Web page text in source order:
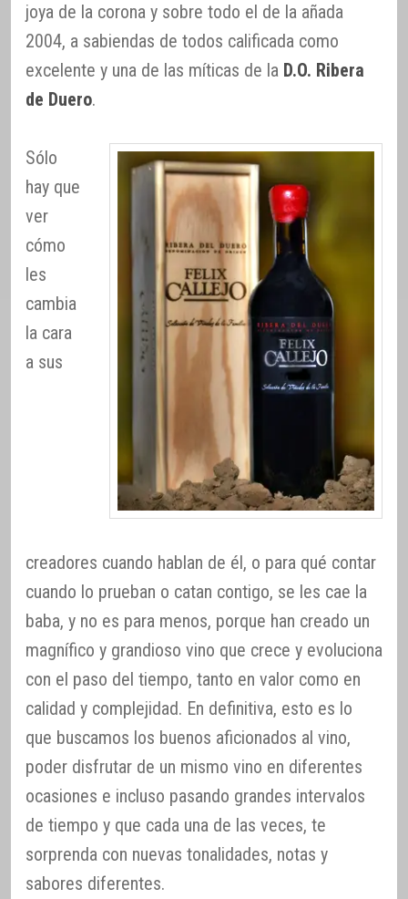
joya de la corona y sobre todo el de la añada
2004, a sabiendas de todos calificada como
excelente y una de las míticas de la D.O. Ribera
de Duero.
Sólo
hay que
ver
cómo
les
cambia
la cara
a sus
creadores cuando hablan de él, o para qué contar
cuando lo prueban o catan contigo, se les cae la
baba, y no es para menos, porque han creado un
magnífico y grandioso vino que crece y evoluciona
con el paso del tiempo, tanto en valor como en
calidad y complejidad. En definitiva, esto es lo
que buscamos los buenos aficionados al vino,
poder disfrutar de un mismo vino en diferentes
ocasiones e incluso pasando grandes intervalos
de tiempo y que cada una de las veces, te
sorprenda con nuevas tonalidades, notas y
sabores diferentes.